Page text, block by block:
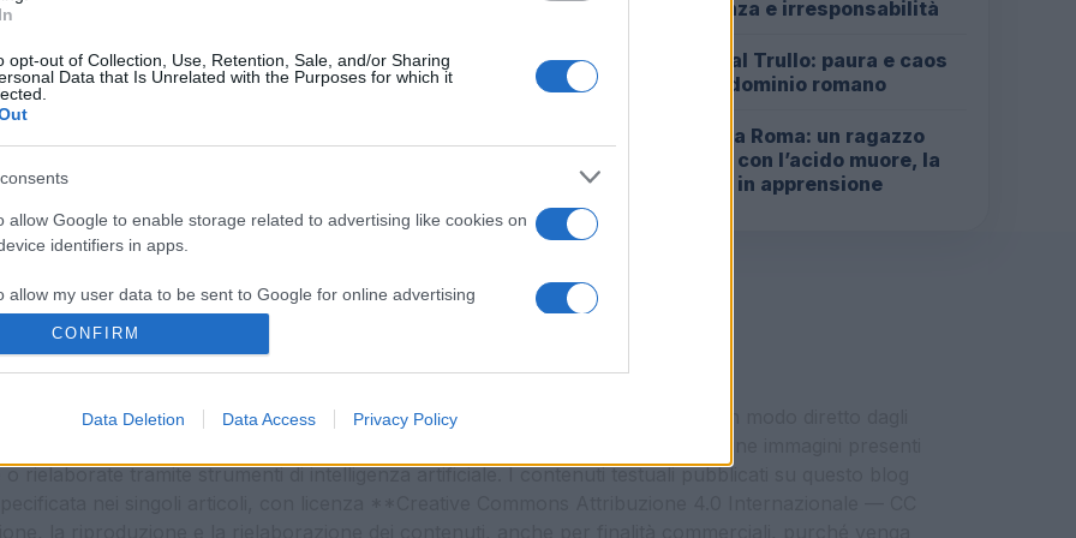
opt-out of Collection, Use, Retention, Sale, and/or Sharing
Data that Is Unrelated with the Purposes for which it
allow Google to enable storage related to advertising like cookies on
identifiers in apps.
allow my user data to be sent to Google for online advertising
allow Google to send me personalized advertising.
allow Google to enable storage related to analytics like cookies on
CONFIRM
Data Deletion Data Access Privacy Policy
indifferenza e irresponsabilità
Incendio al Trullo: paura e caos
in un condominio romano
Omicidio a Roma: un ragazzo
sfregiato con l’acido muore, la
comunità in apprensione
La Cronaca di Roma
calendario fisso o una periodicità prestabilita. I contenuti vengono pubblicati in modo diretto dagli
rielaborate tramite strumenti di intelligenza artificiale. I contenuti testuali pubblicati su questo blog